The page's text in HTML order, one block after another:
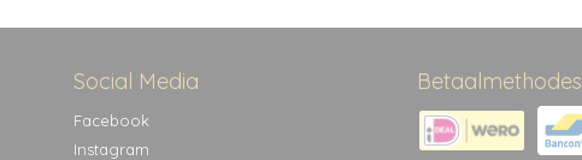
Social Media
Facebook
Instagram
Betaalmethodes